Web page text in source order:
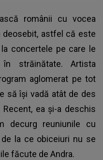
românii cu vocea
deosebit, astfel că este
concertele pe care le
străinătate. Artista
aglomerat pe tot
să își vadă atât de des
ea și-a deschis
decurg reuniunile cu
la ce obiceiuri nu se
făcute de Andra.